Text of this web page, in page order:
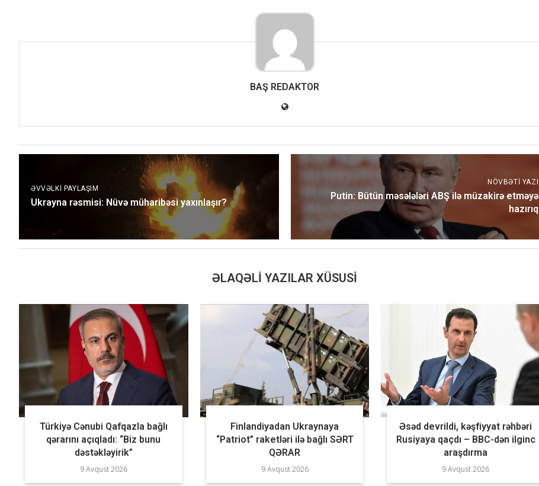
BAŞ REDAKTOR
ƏVVƏLKI PAYLAŞIM
Ukrayna rəsmisi: Nüvə müharibəsi yaxınlaşır?
NÖVBƏTI YAZI
Putin: Bütün məsələləri ABŞ ilə müzakirə etməyə
hazırıq
ƏLAQƏLI YAZILAR XÜSUSI
Türkiyə Cənubi Qafqazla bağlı
qərarını açıqladı: “Biz bunu
dəstəkləyirik”
9 Avqust 2026
Finlandiyadan Ukraynaya
“Patriot” raketləri ilə bağlı SƏRT
QƏRAR
9 Avqust 2026
Əsəd devrildi, kəşfiyyat rəhbəri
Rusiyaya qaçdı – BBC-dən ilginc
araşdırma
9 Avqust 2026